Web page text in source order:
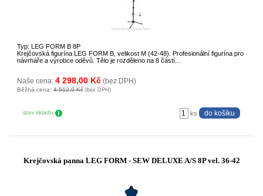
Typ: LEG FORM B 8P
Krejčovská figurína LEG FORM B, velikost M (42-48). Profesionální figurína pro
návrháře a výrobce oděvů. Tělo je rozděleno na 8 částí...
Naše cena: 4 298,00 Kč (bez DPH)
Běžná cena: 4 512,9 Kč (bez DPH)
stav skladu ks
Krejčovská panna LEG FORM - SEW DELUXE A/S 8P vel. 36-42